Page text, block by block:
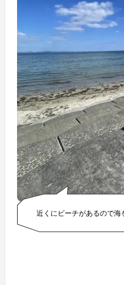
近くにビーチがあるので海